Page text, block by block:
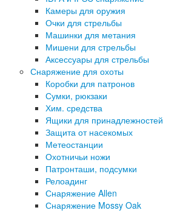
Камеры для оружия
Очки для стрельбы
Машинки для метания
Мишени для стрельбы
Аксессуары для стрельбы
Снаряжение для охоты
Коробки для патронов
Сумки, рюкзаки
Хим. средства
Ящики для принадлежностей
Защита от насекомых
Метеостанции
Охотничьи ножи
Патронташи, подсумки
Релоадинг
Снаряжение Allen
Снаряжение Mossy Oak